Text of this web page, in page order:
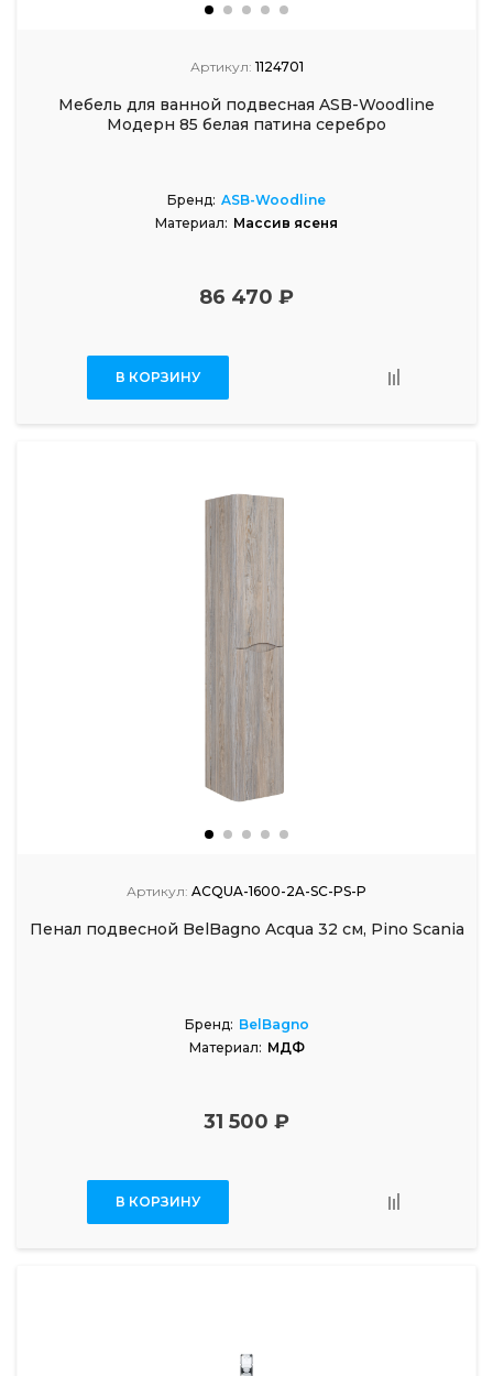
Артикул: 1124701
Мебель для ванной подвесная ASB-Woodline
Модерн 85 белая патина серебро
Бренд: ASB-Woodline
Материал: Массив ясеня
86 470 ₽
В КОРЗИНУ
Артикул: ACQUA-1600-2A-SC-PS-P
Пенал подвесной BelBagno Acqua 32 см, Pino Scania
Бренд: BelBagno
Материал: МДФ
31 500 ₽
В КОРЗИНУ